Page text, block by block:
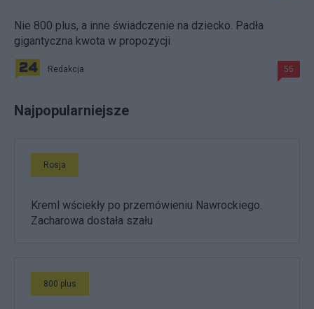
Nie 800 plus, a inne świadczenie na dziecko. Padła
gigantyczna kwota w propozycji
Redakcja 55
Najpopularniejsze
Rosja
Kreml wściekły po przemówieniu Nawrockiego.
Zacharowa dostała szału
800 plus